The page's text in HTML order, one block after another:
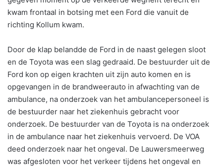
kwam frontaal in botsing met een Ford die vanuit de
richting Kollum kwam.
Door de klap belandde de Ford in de naast gelegen sloot
en de Toyota was een slag gedraaid. De bestuurder uit de
Ford kon op eigen krachten uit zijn auto komen en is
opgevangen in de brandweerauto in afwachting van de
ambulance, na onderzoek van het ambulancepersoneel is
de bestuurder naar het ziekenhuis gebracht voor
onderzoek. De bestuurder van de Toyota is na onderzoek
in de ambulance naar het ziekenhuis vervoerd. De VOA
deed onderzoek naar het ongeval. De Lauwersmeerweg
was afgesloten voor het verkeer tijdens het ongeval en